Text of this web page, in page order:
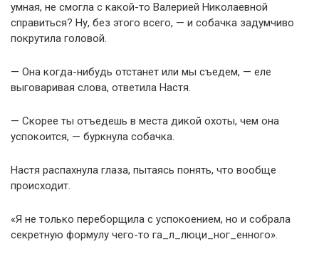
умная, не смогла с какой-то Валерией Николаевной
справиться? Ну, без этого всего, — и собачка задумчиво
покрутила головой.
— Она когда-нибудь отстанет или мы съедем, — еле
выговаривая слова, ответила Настя.
— Скорее ты отъедешь в места дикой охоты, чем она
успокоится, — буркнула собачка.
Настя распахнула глаза, пытаясь понять, что вообще
происходит.
«Я не только переборщила с успокоением, но и собрала
секретную формулу чего-то га_л_люци_ног_енного».